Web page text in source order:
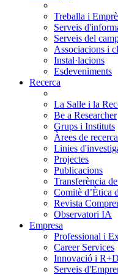
Treballa i
Serveis
Serveis del
Associacions i
Instal·lacions
Esdeveniments
Recerca
La Salle i la
Be a Researcher
Grups i Instituts
Àrees de recerca
Linies
Projectes
Publicacions
Transferència
Comitè d’Ètica
Revista
Observatori IA
Empresa
Professional i
Career Services
Innovació i R+D
Serveis